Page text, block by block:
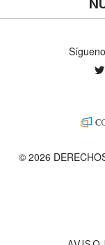
© 2026